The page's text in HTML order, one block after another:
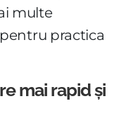
multe
practica
mai rapid și